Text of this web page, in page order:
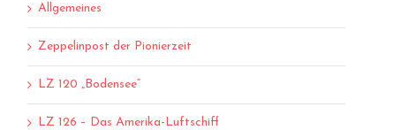
Allgemeines
Zeppelinpost der Pionierzeit
LZ 120 „Bodensee“
LZ 126 – Das Amerika-Luftschiff